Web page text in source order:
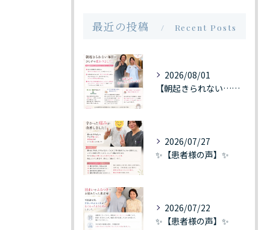
最近の投稿 Recent Posts
2026/08/01
【朝起きられない…そんな毎日が少しずつ変わりました】
2026/07/27
✨【患者様の声】✨
2026/07/22
✨【患者様の声】✨